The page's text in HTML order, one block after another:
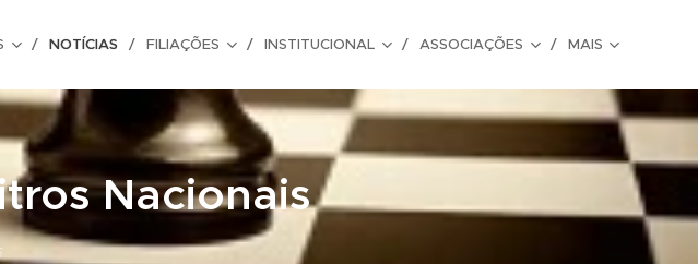
NOTÍCIAS FILIAÇÕES INSTITUCIONAL ASSOCIAÇÕES MAIS
Nacionais